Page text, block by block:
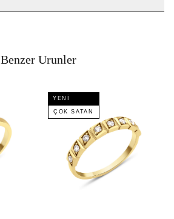
Benzer Urunler
YENI
ÇOK SATAN